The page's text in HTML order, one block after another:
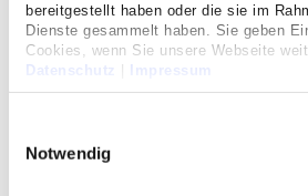
bereitgestellt haben oder die sie im
Dienste gesammelt haben. Sie geben
Cookies, wenn Sie unsere Webseite
Datenschutz
Impressum
Notwendig
Magen-Darm-